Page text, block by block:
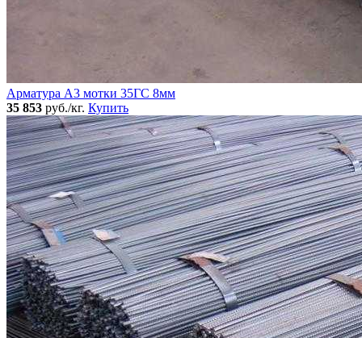
Арматура А3 мотки 35ГС 8мм
35 853 руб./кг. Купить